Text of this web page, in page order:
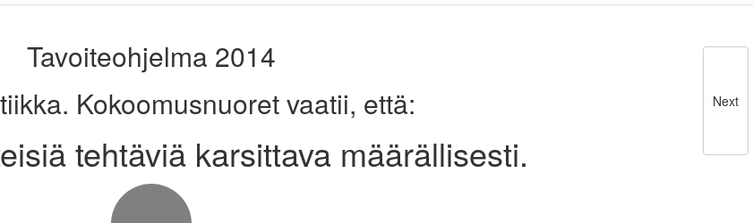
Tavoiteohjelma 2014
Kokoomusnuoret vaatii, että:
tehtäviä karsittava määrällisesti.
Next